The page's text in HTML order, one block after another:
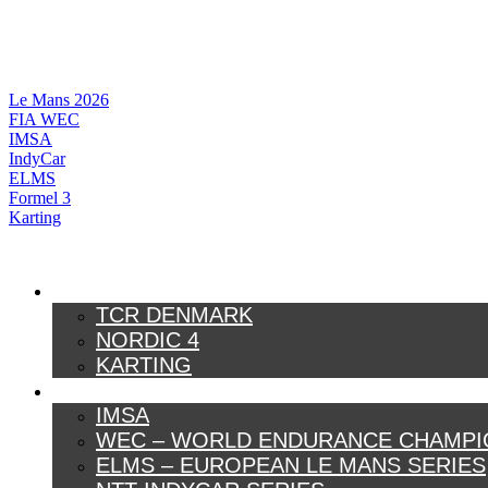
Le Mans 2026
FIA WEC
IMSA
IndyCar
ELMS
Formel 3
Karting
TCR DENMARK
NORDIC 4
KARTING
IMSA
WEC – WORLD ENDURANCE
ELMS – EUROPEAN LE MANS SERIES